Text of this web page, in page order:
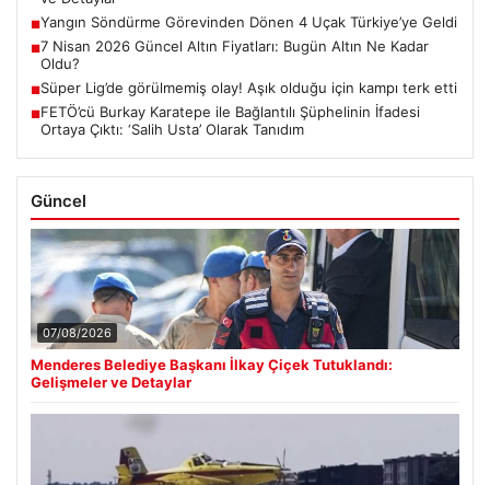
■Yangın Söndürme Görevinden Dönen 4 Uçak Türkiye’ye Geldi
■7 Nisan 2026 Güncel Altın Fiyatları: Bugün Altın Ne Kadar
Oldu?
■Süper Lig’de görülmemiş olay! Aşık olduğu için kampı terk etti
■FETÖ’cü Burkay Karatepe ile Bağlantılı Şüphelinin İfadesi
Ortaya Çıktı: ‘Salih Usta’ Olarak Tanıdım
Güncel
07/08/2026
Menderes Belediye Başkanı İlkay Çiçek Tutuklandı:
Gelişmeler ve Detaylar